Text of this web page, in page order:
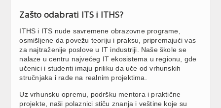
Zašto odabrati ITS i ITHS?
ITHS i ITS nude savremene obrazovne programe,
osmišljene da povežu teoriju i praksu, pripremajući vas
za najtraženije poslove u IT industriji. Naše škole se
nalaze u centru najvećeg IT ekosistema u regionu, gde
učenici i studenti imaju priliku da uče od vrhunskih
stručnjaka i rade na realnim projektima.
Uz vrhunsku opremu, podršku mentora i praktične
projekte, naši polaznici stiču znanja i veštine koje su